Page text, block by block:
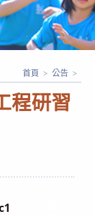
程研習
首頁 > 公告 >